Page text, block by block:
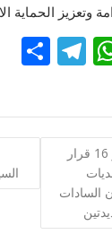
وتعزيز الحماية
W
at
s
A
p
p
T
e
gr
m
e
وزير الإسكان يٌصدر 16 قرار
السادات